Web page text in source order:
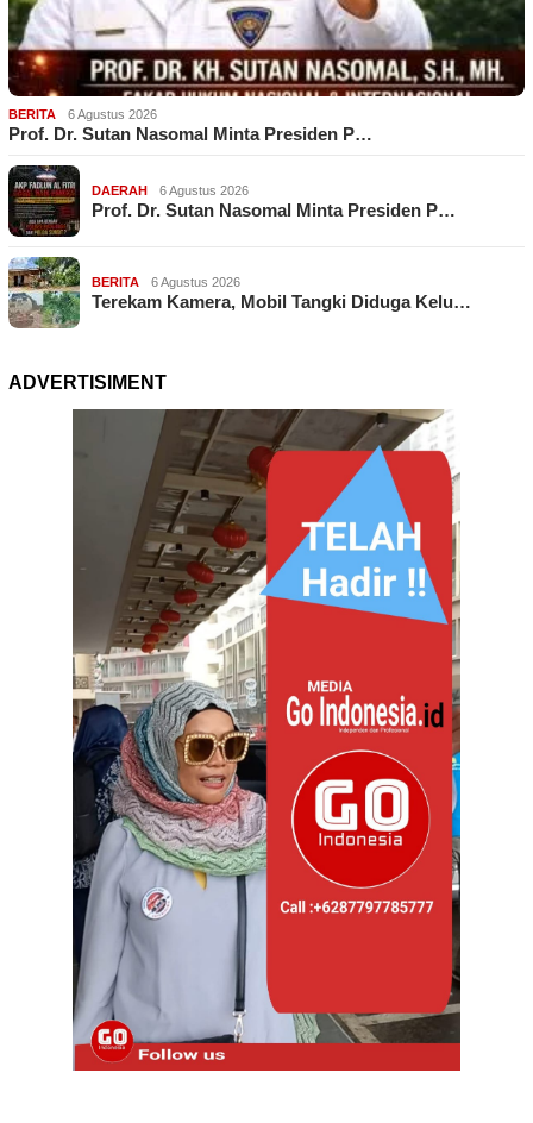
BERITA 6 Agustus 2026
Prof. Dr. Sutan Nasomal Minta Presiden P…
DAERAH 6 Agustus 2026
Prof. Dr. Sutan Nasomal Minta Presiden P…
BERITA 6 Agustus 2026
Terekam Kamera, Mobil Tangki Diduga Kelu…
ADVERTISIMENT